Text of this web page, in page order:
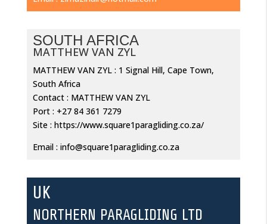
SOUTH AFRICA
MATTHEW VAN ZYL
MATTHEW VAN ZYL : 1 Signal Hill, Cape Town,
South Africa
Contact : MATTHEW VAN ZYL
Port : +27 84 361 7279
Site : https://www.square1paragliding.co.za/
Email : info@square1paragliding.co.za
UK
NORTHERN PARAGLIDING LTD